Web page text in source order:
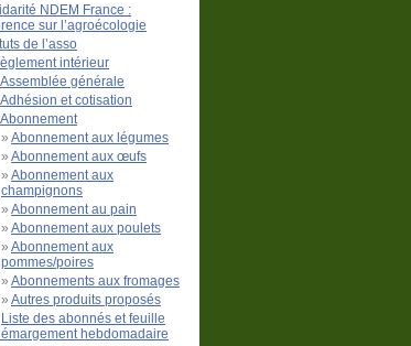
NDEM France :
sur l’agroécologie
de l’asso
intérieur
Assemblée générale
Adhésion et cotisation
Abonnement
Abonnement aux légumes
Abonnement aux œufs
Abonnement aux
champignons
Abonnement au pain
Abonnement aux poulets
Abonnement aux
pommes/poires
Abonnements aux fromages
Autres produits proposés
Liste des abonnés et feuille
hebdomadaire